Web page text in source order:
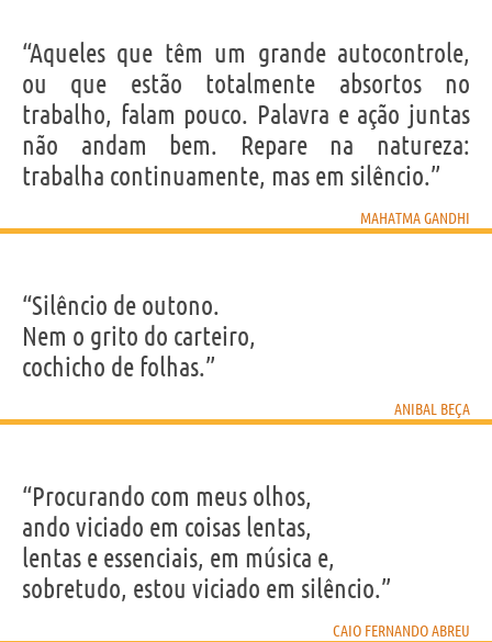
“Aqueles que têm um grande autocontrole,
ou que estão totalmente absortos no
trabalho, falam pouco. Palavra e ação juntas
não andam bem. Repare na natureza:
trabalha continuamente, mas em silêncio.”
MAHATMA GANDHI
“Silêncio de outono.
Nem o grito do carteiro,
cochicho de folhas.”
ANIBAL BEÇA
“Procurando com meus olhos,
ando viciado em coisas lentas,
lentas e essenciais, em música e,
sobretudo, estou viciado em silêncio.”
CAIO FERNANDO ABREU